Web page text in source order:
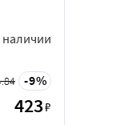
наличии
9
423₽